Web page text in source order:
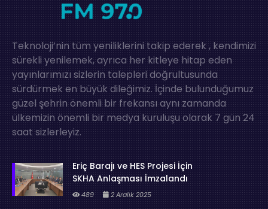
Teknoloji’nin tüm yeniliklerini takip ederek , kendimizi
sürekli yenilemek, ayrıca her kitleye hitap eden
yayınlarımızı sizlerin talepleri doğrultusunda
sürdürmek en büyük dileğimiz. İçinde bulunduğumuz
güzel şehrin önemli bir frekansı aynı zamanda
ülkemizin önemli bir medya kuruluşu olarak 7 gün 24
saat sizlerleyiz.
Eriç Barajı ve HES Projesi İçin
SKHA Anlaşması İmzalandı
489 2 Aralık 2025